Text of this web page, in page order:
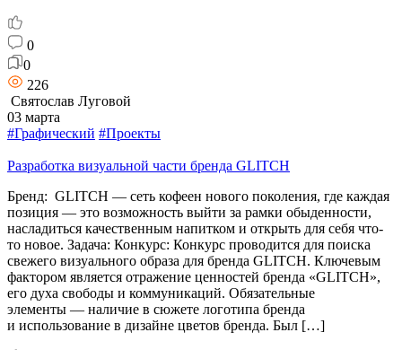
0
0
226
Святослав Луговой
03 марта
#Графический #Проекты
Разработка визуальной части бренда GLITCH
Бренд: GLITCH — сеть кофеен нового поколения, где каждая
позиция — это возможность выйти за рамки обыденности,
насладиться качественным напитком и открыть для себя что-
то новое. Задача: Конкурс: Конкурс проводится для поиска
свежего визуального образа для бренда GLITCH. Ключевым
фактором является отражение ценностей бренда «GLITCH»,
его духа свободы и коммуникаций. Обязательные
элементы — наличие в сюжете логотипа бренда
и использование в дизайне цветов бренда. Был […]